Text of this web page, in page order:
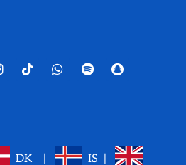
DK IS